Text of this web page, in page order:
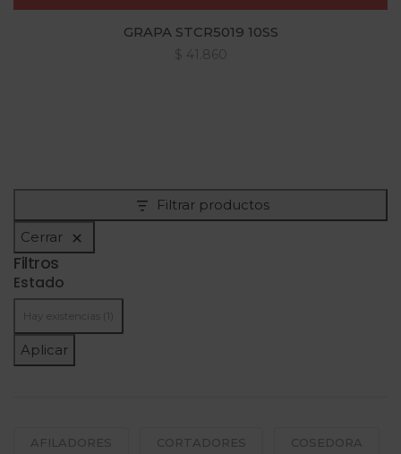
GRAPA STCR5019 10SS
$ 41.860
Filtrar productos
Cerrar
Filtros
Estado
Hay existencias (1)
Aplicar
AFILADORES CORTADORES COSEDORA